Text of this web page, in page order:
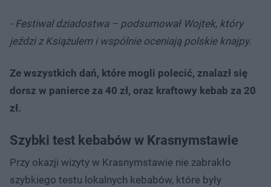
- Festiwal dziadostwa – podsumował Wojtek, który
jeździ z Książulem i wspólnie oceniają polskie knajpy.
Ze wszystkich dań, które mogli polecić, znalazł się
dorsz w panierce za 40 zł, oraz kraftowy kebab za 20
zł.
Szybki test kebabów w Krasnymstawie
Przy okazji wizyty w Krasnymstawie nie zabrakło
szybkiego testu lokalnych kebabów, które były